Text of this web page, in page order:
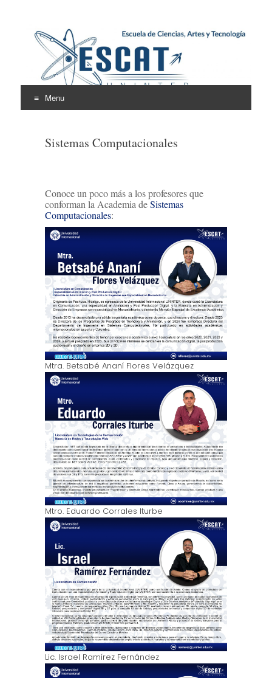
Escuela de Ciencias,
Artes y Tecnología
ESCAT
Menu
contentSistemas Computacionales
Conoce un poco más a los profesores que
conforman la Academia deSistemas
Computacionales:
Mtra. Betsabé Ananí Flores Velázquez
Mtro. Eduardo Corrales Iturbe
Lic. Israel Ramírez Fernández